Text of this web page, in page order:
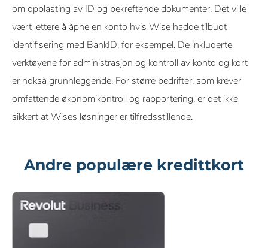
om opplasting av ID og bekreftende dokumenter. Det ville
vært lettere å åpne en konto hvis Wise hadde tilbudt
identifisering med BankID, for eksempel. De inkluderte
verktøyene for administrasjon og kontroll av konto og kort
er nokså grunnleggende. For større bedrifter, som krever
omfattende økonomikontroll og rapportering, er det ikke
sikkert at Wises løsninger er tilfredsstillende.
Andre populære kredittkort